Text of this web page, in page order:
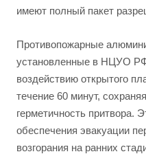
имеют полный пакет
Противопожарные
установленные в НЦУО
воздействию открытого
течение 60 минут,
герметичность притвора.
обеспечения эвакуации
возгорания на ранних